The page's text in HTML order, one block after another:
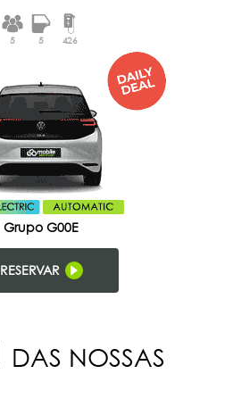
5 5 426
Grupo G00E
RESERVAR
DAS NOSSAS